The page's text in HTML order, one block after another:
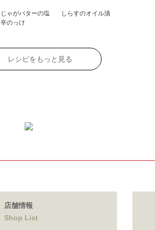
じゃがバターの塩
辛のっけ
しらすのオイル漬
レシピをもっと見る
店舗情報
Shop List